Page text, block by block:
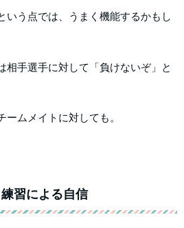
いう点では、うまく機能するかもし
相手選手に対して「負けないぞ」と
ームメイトに対しても。
習による自信